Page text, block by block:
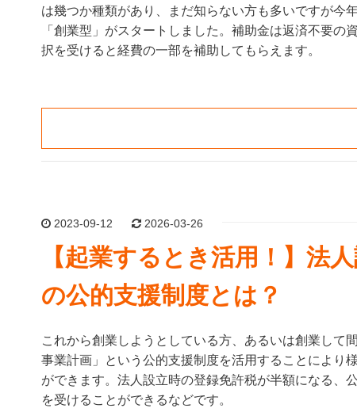
は幾つか種類があり、まだ知らない方も多いですが今
「創業型」がスタートしました。補助金は返済不要の
択を受けると経費の一部を補助してもらえます。
2023-09-12 2026-03-26
【起業するとき活用！】法
の公的支援制度とは？
これから創業しようとしている方、あるいは創業して
事業計画」という公的支援制度を活用することにより
ができます。法人設立時の登録免許税が半額になる、
を受けることができるなどです。